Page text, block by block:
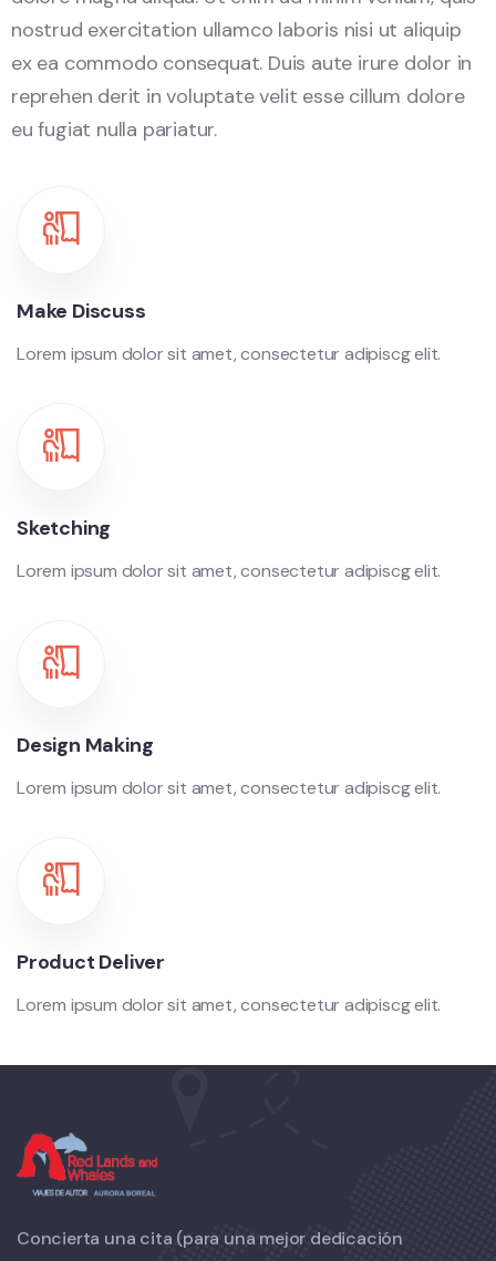
nostrud exercitation ullamco laboris nisi ut aliquip
ex ea commodo consequat. Duis aute irure dolor in
reprehen derit in voluptate velit esse cillum dolore
eu fugiat nulla pariatur.
Make Discuss
Lorem ipsum dolor sit amet, consectetur adipiscg elit.
Sketching
Lorem ipsum dolor sit amet, consectetur adipiscg elit.
Design Making
Lorem ipsum dolor sit amet, consectetur adipiscg elit.
Product Deliver
Lorem ipsum dolor sit amet, consectetur adipiscg elit.
Concierta una cita (para una mejor dedicación